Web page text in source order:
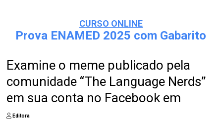
CURSO ONLINE
Prova ENAMED 2025 com Gabarito
Examine o meme publicado pela
comunidade “The Language Nerds”
em sua conta no Facebook em
Editora